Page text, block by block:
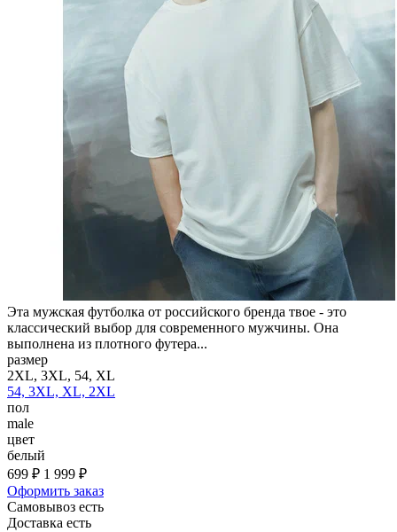
Эта мужская футболка от российского бренда твое - это
классический выбор для современного мужчины. Она
выполнена из плотного футера...
размер
2XL, 3XL, 54, XL
54, 3XL, XL, 2XL
пол
male
цвет
белый
699 ₽ 1 999 ₽
Оформить заказ
Самовывоз есть
Доставка есть